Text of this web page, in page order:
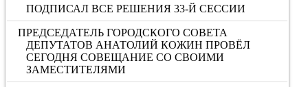
ПОДПИСАЛ ВСЕ РЕШЕНИЯ 33-Й СЕССИИ
ПРЕДСЕДАТЕЛЬ ГОРОДСКОГО СОВЕТА
ДЕПУТАТОВ АНАТОЛИЙ КОЖИН ПРОВЁЛ
СЕГОДНЯ СОВЕЩАНИЕ СО СВОИМИ
ЗАМЕСТИТЕЛЯМИ